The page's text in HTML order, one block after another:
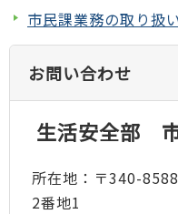
市民課業務の取り扱
お問い合わせ
生活安全部
所在地：〒340-
2番地1